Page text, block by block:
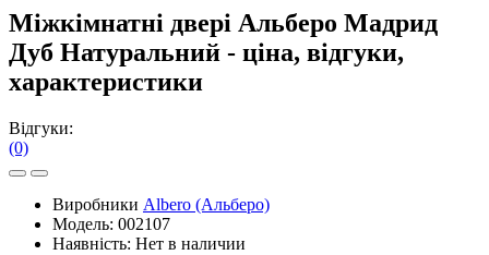
Міжкімнатні двері Альберо Мадрид
Дуб Натуральний - ціна, відгуки,
характеристики
Відгуки:
(0)
Виробники Albero (Альберо)
Модель: 002107
Наявність: Нет в наличии